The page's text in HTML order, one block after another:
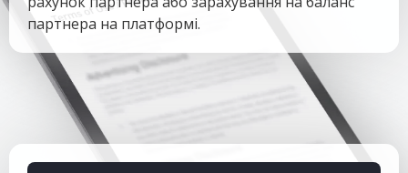
партнера на платформі.